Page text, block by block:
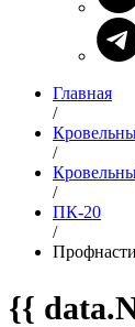
Главная
/
/
/
ПК-20
/
{{